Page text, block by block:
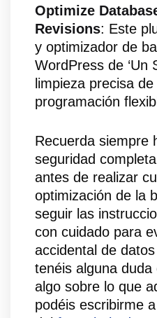
Optimize
Revisions: Este
y optimizador de
WordPress de ‘Un
limpieza precisa
programación
Recuerda siempre
seguridad
antes de realizar
optimización de la
seguir las
con cuidado para
accidental de
tenéis alguna
algo sobre lo que
podéis escribirme